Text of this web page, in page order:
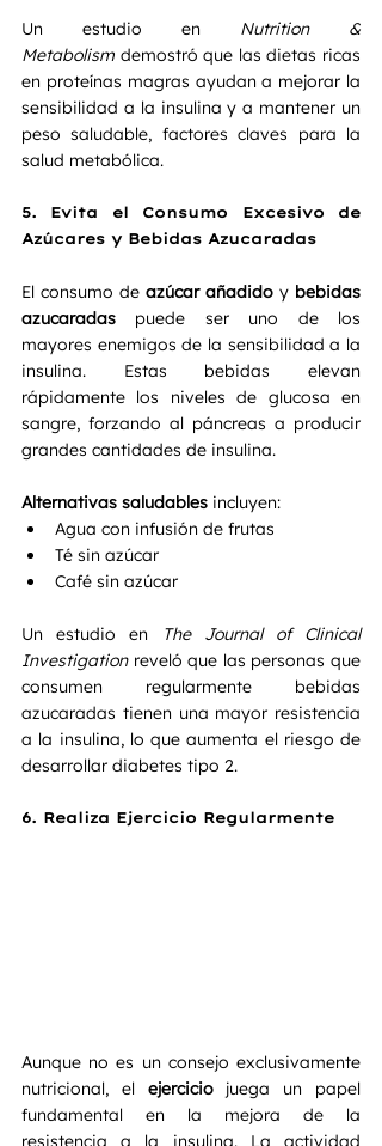
Un estudio en Nutrition &
Metabolism demostró que las dietas ricas
en proteínas magras ayudan a mejorar la
sensibilidad a la insulina y a mantener un
peso saludable, factores claves para la
salud metabólica.
5. Evita el Consumo Excesivo de
Azúcares y Bebidas Azucaradas
El consumo de azúcar añadido y bebidas
azucaradas puede ser uno de los
mayores enemigos de la sensibilidad a la
insulina. Estas bebidas elevan
rápidamente los niveles de glucosa en
sangre, forzando al páncreas a producir
grandes cantidades de insulina.
Alternativas saludables incluyen:
Agua con infusión de frutas
Té sin azúcar
Café sin azúcar
Un estudio en
The Journal of Clinical
Investigation reveló que las personas que
consumen regularmente bebidas
azucaradas tienen una mayor resistencia
a la insulina, lo que aumenta el riesgo de
desarrollar diabetes tipo 2.
6. Realiza Ejercicio Regularmente
Aunque no es un consejo exclusivamente
nutricional, el ejercicio juega un papel
fundamental en la mejora de la
resistencia a la insulina. La actividad